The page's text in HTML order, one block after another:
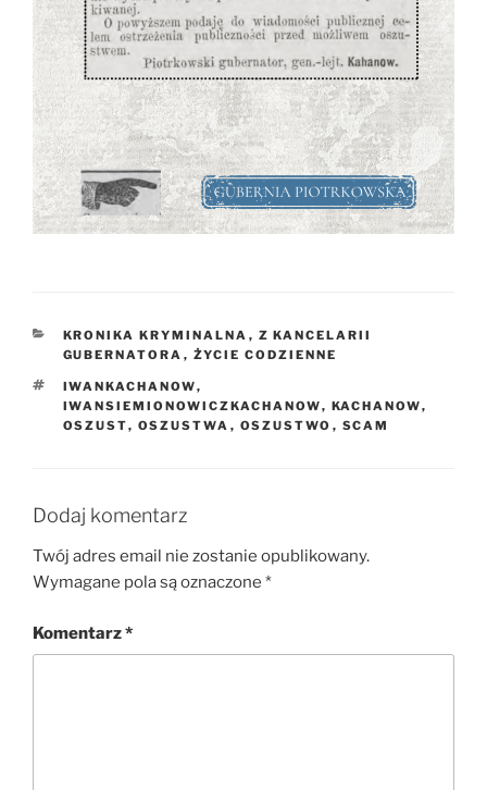
KATEGORIE
KRONIKA KRYMINALNA , Z KANCELARII
GUBERNATORA , ŻYCIE CODZIENNE
TAGI
IWANKACHANOW,
IWANSIEMIONOWICZKACHANOW, KACHANOW,
OSZUST, OSZUSTWA , OSZUSTWO , SCAM
Dodaj komentarz
Twój adres email nie zostanie opublikowany.
Wymagane pola są oznaczone *
Komentarz*